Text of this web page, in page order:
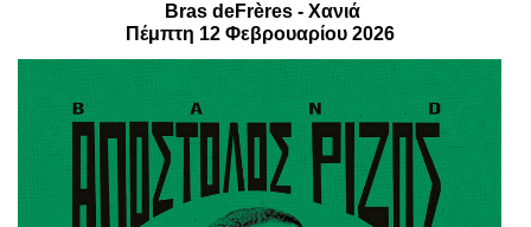
Πληροφορίες
Είσοδος διαχειριστή
Bras deFrères - Χανιά
Πέμπτη 12 Φεβρουαρίου 2026